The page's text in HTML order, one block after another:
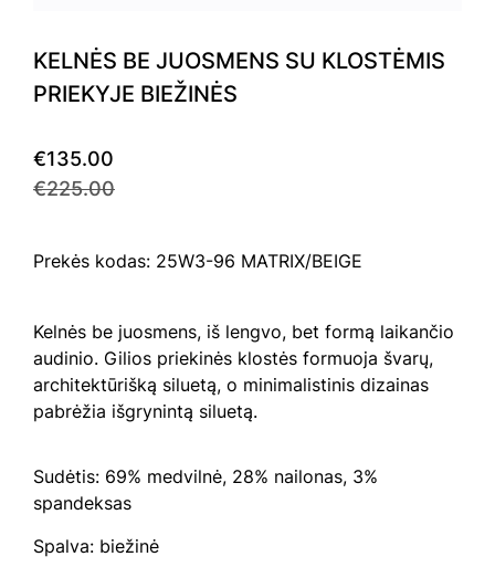
KELNĖS BE JUOSMENS SU KLOSTĖMIS
PRIEKYJE BIEŽINĖS
€135.00
€225.00
Prekės kodas: 25W3-96 MATRIX/BEIGE
Kelnės be juosmens, iš lengvo, bet formą laikančio
audinio. Gilios priekinės klostės formuoja švarų,
architektūrišką siluetą, o minimalistinis dizainas
pabrėžia išgrynintą siluetą.
Sudėtis: 69% medvilnė, 28% nailonas, 3%
spandeksas
Spalva: biežinė